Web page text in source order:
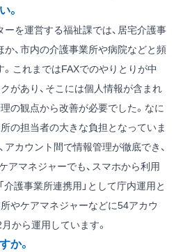
。
を運営する福祉課では、居宅介護事
、市内の介護事業所や病院などと頻
これまではFAXでのやりとりが中
があり、そこには個人情報が含まれ
の観点から改善が必要でした。なに
の担当者の大きな負担となっていま
アカウント間で情報管理が徹底でき、
アマネジャーでも、スマホから利用
介護事業所連携用」として庁内運用と
やケアマネジャーなどに54アカウ
から運用しています。
か。